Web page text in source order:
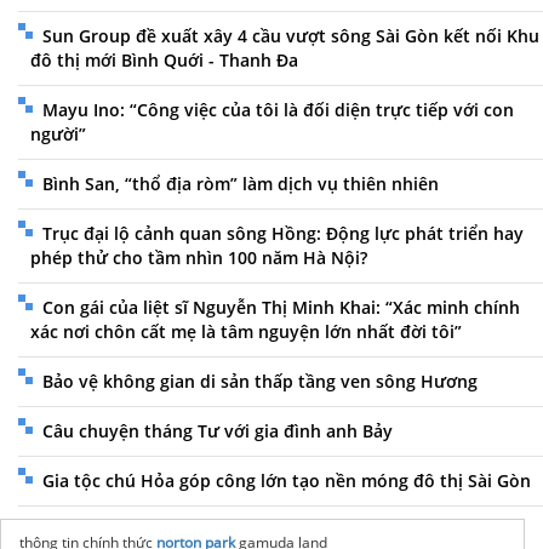
Sun Group đề xuất xây 4 cầu vượt sông Sài Gòn kết nối Khu
đô thị mới Bình Quới - Thanh Đa
Mayu Ino: “Công việc của tôi là đối diện trực tiếp với con
người”
Bình San, “thổ địa ròm” làm dịch vụ thiên nhiên
Trục đại lộ cảnh quan sông Hồng: Động lực phát triển hay
phép thử cho tầm nhìn 100 năm Hà Nội?
Con gái của liệt sĩ Nguyễn Thị Minh Khai: “Xác minh chính
xác nơi chôn cất mẹ là tâm nguyện lớn nhất đời tôi”
Bảo vệ không gian di sản thấp tầng ven sông Hương
Câu chuyện tháng Tư với gia đình anh Bảy
Gia tộc chú Hỏa góp công lớn tạo nền móng đô thị Sài Gòn
thông tin chính thức norton parkgamuda land